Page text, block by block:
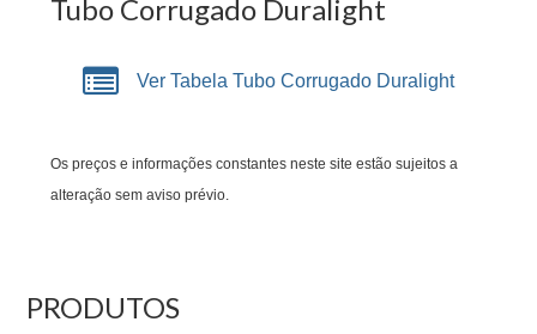
Tubo Corrugado Duralight
Ver Tabela Tubo Corrugado Duralight
Os preços e informações constantes neste site estão sujeitos a
alteração sem aviso prévio.
PRODUTOS